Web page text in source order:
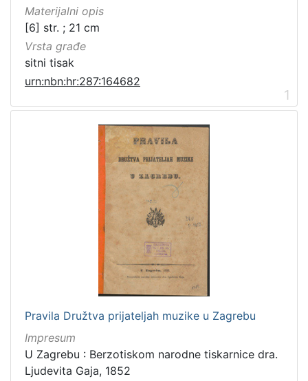
Materijalni opis
[6] str. ; 21 cm
Vrsta građe
sitni tisak
urn:nbn:hr:287:164682
1
Pravila Družtva prijateljah muzike u Zagrebu
Impresum
U Zagrebu : Berzotiskom narodne tiskarnice dra.
Ljudevita Gaja, 1852